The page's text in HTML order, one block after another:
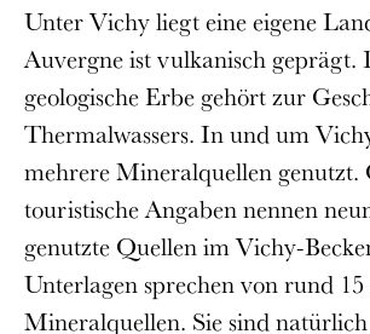
Unter Vichy liegt eine eigene
Auvergne ist vulkanisch geprägt.
geologische Erbe gehört zur
Thermalwassers. In und um
mehrere Mineralquellen genutzt.
touristische Angaben nennen
genutzte Quellen im Vichy-
Unterlagen sprechen von rund
Mineralquellen. Sie sind natürlich